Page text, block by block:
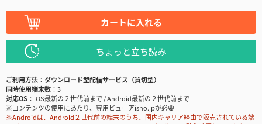
カートに入れる
ちょっと立ち読み
ご利用方法
ダウンロード型配信サービス（買切型）
同時使用端末数
3
対応OS
iOS最新の２世代前まで / Android最新の２世代前まで
※コンテンツの使用にあたり、専用ビューアisho.jpが必要
※Androidは、Android２世代前の端末のうち、国内キャリア経由で販売されている端